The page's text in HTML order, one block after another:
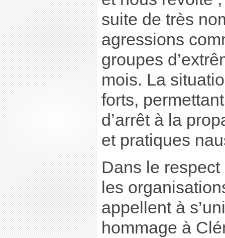
suite de très
agressions
groupes
mois. La
forts,
d’arrêt à la
et pratiques
Dans le
les
appellent à
hommage à